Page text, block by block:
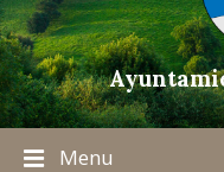
Menu